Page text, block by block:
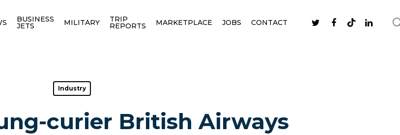
BUSINESS
JETS MILITARY TRIP
REPORTS MARKETPLACE JOBS CONTACT
Industry
curier British Airways